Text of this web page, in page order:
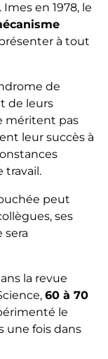
en 1978, le
à tout
de
de leurs
méritent pas
leur succès à
travail.
peut
ses
sera
la revue
60 à 70
le
une fois dans